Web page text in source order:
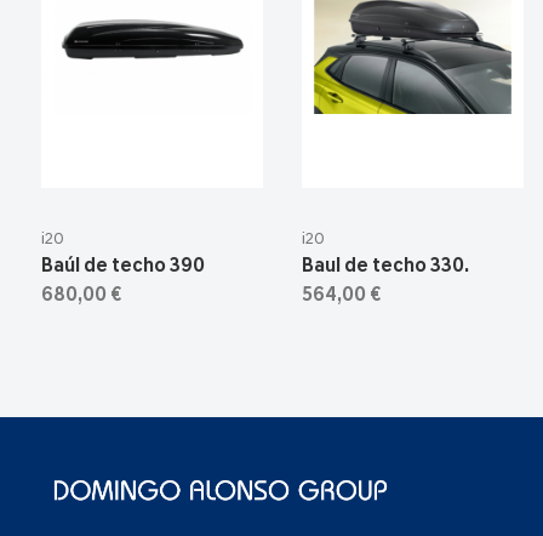
i20
Baúl de techo 390
680,00 €
i20
Baul de techo 330.
564,00 €